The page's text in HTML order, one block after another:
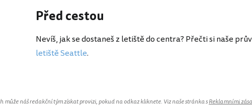
Před cestou
Nevíš, jak se dostaneš z letiště do centra? Přečti si naše
letiště Seattle.
náš redakční tým získat provizi, pokud na odkaz kliknete. Viz naše stránka sReklamními